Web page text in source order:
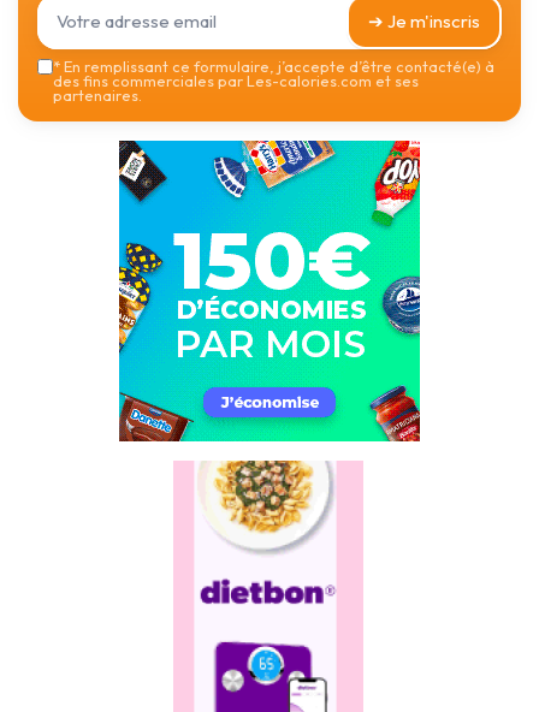
➔ Je m'inscris
*En remplissant ce formulaire, j’accepte d’être contacté(e) à
des fins commerciales par Les-calories.com et ses
partenaires.